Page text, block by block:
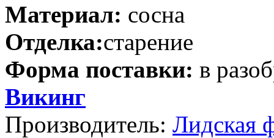
Материал: сосна
Отделка:старение
Форма поставки: в
Викинг
Производитель: Лидская